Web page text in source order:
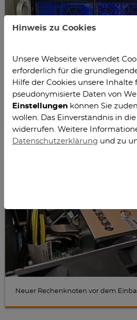
Neuer Rechenknoten im
Rechenzentrums der TU Clausthal,
Neuer Rechenknoten vor dem
Hinweis zu Cookies
Unsere Webseite verwendet
erforderlich für die
Hilfe der Cookies unsere
pseudonymisierte Daten von
Einstellungen können Sie
wollen. Das Einverständnis in
widerrufen. Weitere
Datenschutzerklärung und zu